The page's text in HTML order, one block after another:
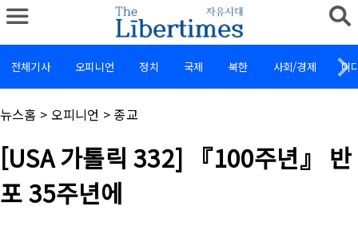
전체기사 오피니언 정치 국제 북한 사회/경제 미
채
널
뉴스홈 > 오피니언 > 종교
기
제
목
:
[USA 가톨릭 332] 『100주년』 반
포 35주년에